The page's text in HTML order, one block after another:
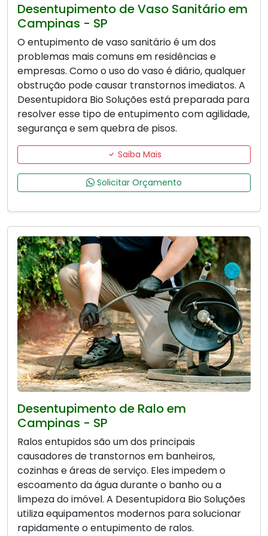
Desentupimento de Vaso Sanitário em
Campinas - SP
O entupimento de vaso sanitário é um dos
problemas mais comuns em residências e
empresas. Como o uso do vaso é diário, qualquer
obstrução pode causar transtornos imediatos. A
Desentupidora Bio Soluções está preparada para
resolver esse tipo de entupimento com agilidade,
segurança e sem quebra de pisos.
Saiba Mais
Solicitar Orçamento
Desentupimento de Ralo em
Campinas - SP
Ralos entupidos são um dos principais
causadores de transtornos em banheiros,
cozinhas e áreas de serviço. Eles impedem o
escoamento da água durante o banho ou a
limpeza do imóvel. A Desentupidora Bio Soluções
utiliza equipamentos modernos para solucionar
rapidamente o entupimento de ralos.